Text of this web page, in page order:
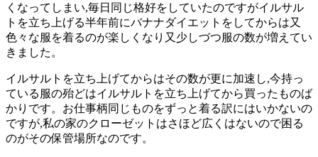
くなってしまい,毎日同じ格好をしていたのですがイルサル
トを立ち上げる半年前にバナナダイエットをしてからは又
色々な服を着るのが楽しくなり又少しづつ服の数が増えてい
きました。
イルサルトを立ち上げてからはその数が更に加速し,今持っ
ている服の殆どはイルサルトを立ち上げてから買ったものば
かりです。お仕事柄同じものをずっと着る訳にはいかないの
ですが,私の家のクローゼットはさほど広くはないので困る
のがその保管場所なのです。